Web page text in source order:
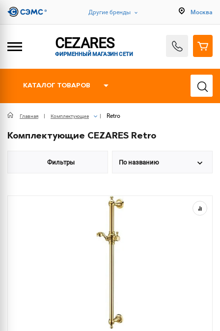
Другие бренды Москва
CEZARES
ФИРМЕННЫЙ МАГАЗИН СЕТИ
КАТАЛОГ ТОВАРОВ
Главная Комплектующие Retro
Комплектующие CEZARES Retro
Фильтры По названию